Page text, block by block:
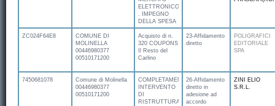
ELETTRONICO
. IMPEGNO
DELLA SPESA
ZC024F64E8
COMUNE DI
MOLINELLA
00446980377
00510171200
Acquisto di n.
320 COUPONS
Il Resto del
Carlino
23-Affidamento
diretto
POLIGRAFICI
EDITORIALE
SPA
7450681078
Comune di Molinella
00446980377
00510171200
COMPLETAMENTO
INTERVENTO
DI
RISTRUTTURAZIONE
26-Affidamento
diretto in
adesione ad
accordo
ZINI ELIO
S.R.L.